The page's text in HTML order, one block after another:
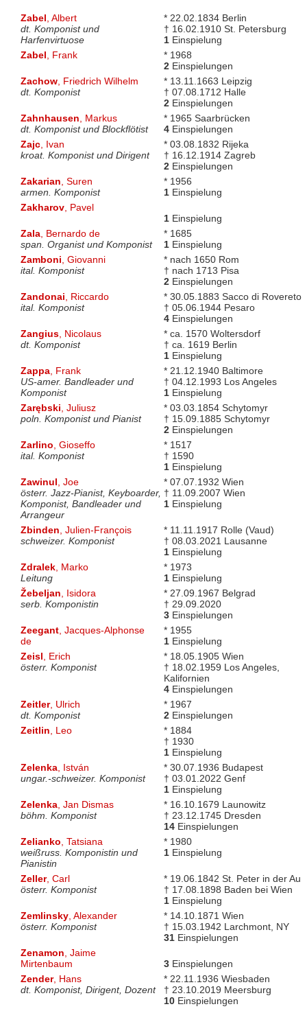
Zabel , Albert
dt. Komponist und
Harfenvirtuose
* 22.02.1834 Berlin
† 16.02.1910 St. Petersburg
1Einspielung
Zabel , Frank
* 1968
2Einspielungen
Zachow, Friedrich Wilhelm
dt. Komponist
* 13.11.1663 Leipzig
† 07.08.1712 Halle
2Einspielungen
Zahnhausen , Markus
dt. Komponist und Blockflötist
* 1965 Saarbrücken
4Einspielungen
Zajc, Ivan
kroat. Komponist und Dirigent
* 03.08.1832 Rijeka
† 16.12.1914 Zagreb
2Einspielungen
Zakarian , Suren
armen. Komponist
* 1956
1Einspielung
Zakharov, Pavel
1Einspielung
Zala, Bernardo de
span. Organist und Komponist
* 1685
1Einspielung
Zamboni , Giovanni
ital. Komponist
* nach 1650 Rom
† nach 1713 Pisa
2Einspielungen
Zandonai , Riccardo
ital. Komponist
* 30.05.1883 Sacco di Rovereto
† 05.06.1944 Pesaro
4Einspielungen
Zangius, Nicolaus
dt. Komponist
* ca. 1570 Woltersdorf
† ca. 1619 Berlin
1Einspielung
Zappa, Frank
US-amer. Bandleader und
Komponist
* 21.12.1940 Baltimore
† 04.12.1993 Los Angeles
1Einspielung
Zarębski , Juliusz
poln. Komponist und Pianist
* 03.03.1854 Schytomyr
† 15.09.1885 Schytomyr
2Einspielungen
Zarlino , Gioseffo
ital. Komponist
* 1517
† 1590
1Einspielung
Zawinul , Joe
österr. Jazz-Pianist, Keyboarder,
Komponist, Bandleader und
Arrangeur
* 07.07.1932 Wien
† 11.09.2007 Wien
1Einspielung
Zbinden , Julien-François
schweizer. Komponist
* 11.11.1917 Rolle (Vaud)
† 08.03.2021 Lausanne
1Einspielung
Zdralek, Marko
Leitung
* 1973
1Einspielung
Žebeljan , Isidora
serb. Komponistin
* 27.09.1967 Belgrad
† 29.09.2020
3Einspielungen
Zeegant, Jacques-Alphonse
de
* 1955
1Einspielung
Zeisl , Erich
österr. Komponist
* 18.05.1905 Wien
† 18.02.1959 Los Angeles,
Kalifornien
4Einspielungen
Zeitler, Ulrich
dt. Komponist
* 1967
2Einspielungen
Zeitlin , Leo
* 1884
† 1930
1Einspielung
Zelenka, István
ungar.-schweizer. Komponist
* 30.07.1936 Budapest
† 03.01.2022 Genf
1Einspielung
Zelenka, Jan Dismas
böhm. Komponist
* 16.10.1679 Launowitz
† 23.12.1745 Dresden
14Einspielungen
Zelianko , Tatsiana
weißruss. Komponistin und
Pianistin
* 1980
1Einspielung
Zeller, Carl
österr. Komponist
* 19.06.1842 St. Peter in der Au
† 17.08.1898 Baden bei Wien
1Einspielung
Zemlinsky, Alexander
österr. Komponist
* 14.10.1871 Wien
† 15.03.1942 Larchmont, NY
31Einspielungen
Zenamon , Jaime
Mirtenbaum
3Einspielungen
Zender, Hans
dt. Komponist, Dirigent, Dozent
* 22.11.1936 Wiesbaden
† 23.10.2019 Meersburg
10Einspielungen